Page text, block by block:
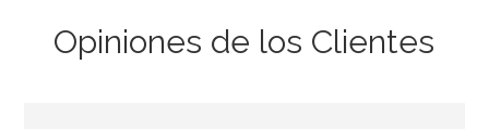
Opiniones de los Clientes